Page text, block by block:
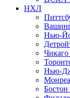
НХЛ
Нью-
Чикаго
Нью-